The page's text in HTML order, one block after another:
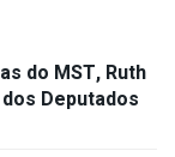
do MST, Ruth
Deputados